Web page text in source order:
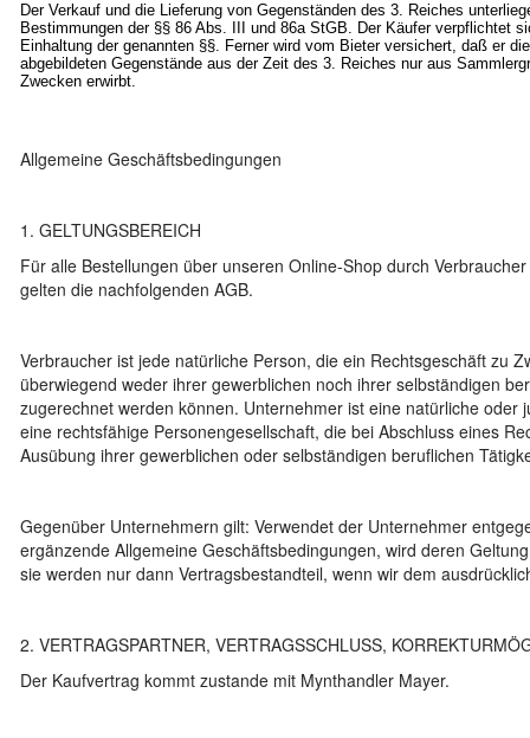
Der Verkauf und die Lieferung von Gegenständen des 3. Reiches
Bestimmungen der §§ 86 Abs. III und 86a StGB. Der Käufer verpflichtet
Einhaltung der genannten §§. Ferner wird vom Bieter versichert, daß er
abgebildeten Gegenstände aus der Zeit des 3. Reiches nur aus
Zwecken erwirbt.
Allgemeine Geschäftsbedingungen
1. GELTUNGSBEREICH
Für alle Bestellungen über unseren Online-Shop durch
gelten die nachfolgenden AGB.
Verbraucher ist jede natürliche Person, die ein Rechtsgeschäft zu
überwiegend weder ihrer gewerblichen noch ihrer selbständigen
zugerechnet werden können. Unternehmer ist eine natürliche oder
eine rechtsfähige Personengesellschaft, die bei Abschluss eines
Ausübung ihrer gewerblichen oder selbständigen beruflichen
Gegenüber Unternehmern gilt: Verwendet der Unternehmer
ergänzende Allgemeine Geschäftsbedingungen, wird deren
sie werden nur dann Vertragsbestandteil, wenn wir dem
2. VERTRAGSPARTNER, VERTRAGSSCHLUSS,
Der Kaufvertrag kommt zustande mit Mynthandler Mayer.